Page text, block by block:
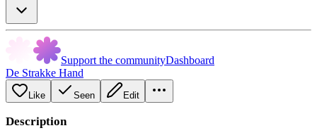
Support the communityDashboard
De Strakke Hand
Like Seen Edit
Description